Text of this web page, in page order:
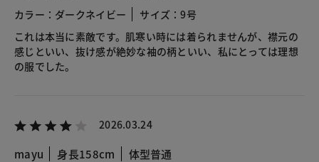
カラー：ダークネイビー
サイズ：9号
これは本当に素敵です。肌寒い時には着られませんが、襟元の
感じといい、抜け感が絶妙な袖の柄といい、私にとっては理想
の服でした。
2026.03.24
mayu 身長158cm 体型普通